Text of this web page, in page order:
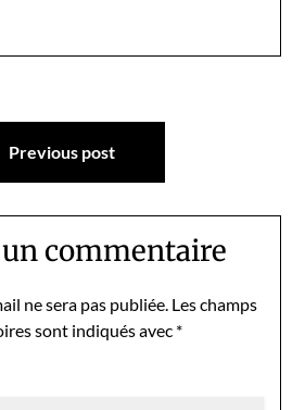
Previous post
commentaire
ne sera pas publiée. Les champs
sont indiqués avec *